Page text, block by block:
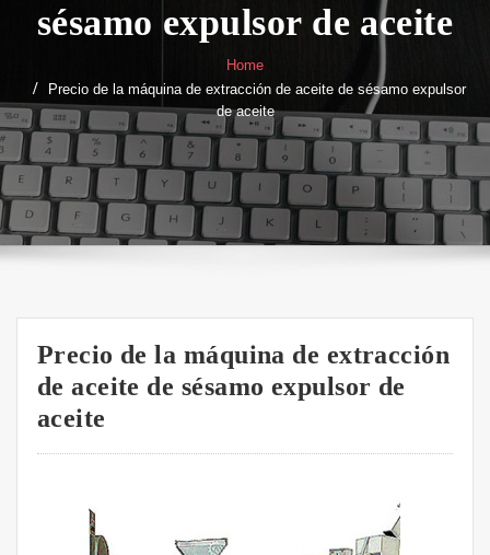
sésamo expulsor de aceite
Home
Precio de la máquina de extracción de aceite de sésamo expulsor
de aceite
Precio de la máquina de extracción
de aceite de sésamo expulsor de
aceite